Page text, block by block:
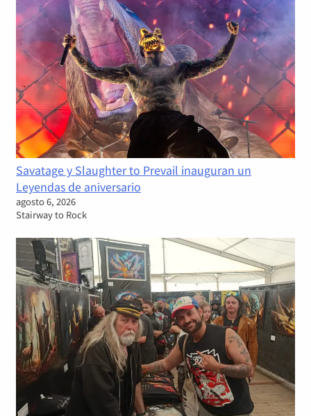
Savatage y Slaughter to Prevail inauguran un
Leyendas de aniversario
agosto 6, 2026
Stairway to Rock